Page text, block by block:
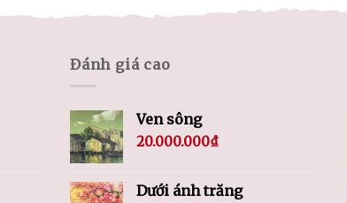
Đánh giá cao
Ven sông
20.000.000₫
Dưới ánh trăng